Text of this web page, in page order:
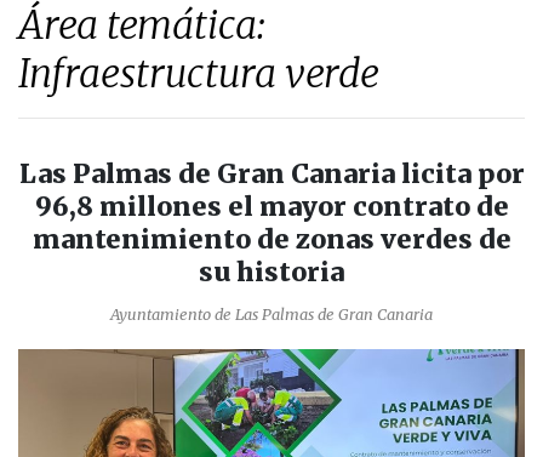
Área temática:
Infraestructura verde
Las Palmas de Gran Canaria licita por
96,8 millones el mayor contrato de
mantenimiento de zonas verdes de
su historia
Ayuntamiento de Las Palmas de Gran Canaria